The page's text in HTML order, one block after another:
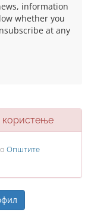
information
whether you
at any
Општите